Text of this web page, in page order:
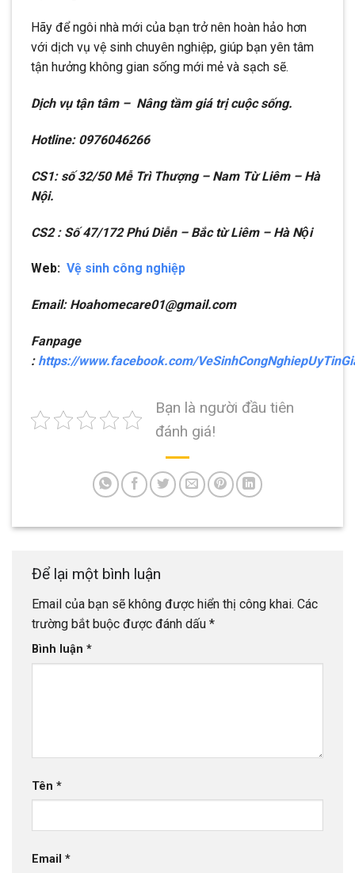
Hãy để ngôi nhà mới của bạn trở nên hoàn hảo hơn
với dịch vụ vệ sinh chuyên nghiệp, giúp bạn yên tâm
tận hưởng không gian sống mới mẻ và sạch sẽ.
Dịch vụ tận tâm – Nâng tầm giá trị cuộc sống.
Hotline: 0976046266
CS1: số 32/50 Mễ Trì Thượng – Nam Từ Liêm – Hà
Nội.
CS2 : Số 47/172 Phú Diễn – Bắc từ Liêm – Hà Nội
Web: Vệ sinh công nghiệp
Email: Hoahomecare01@gmail.com
Fanpage
:https://www.facebook.com/
Bạn là người đầu tiên
đánh giá!
Để lại một bình luận
Email của bạn sẽ không được hiển thị công khai. Các
trường bắt buộc được đánh dấu *
Bình luận *
Tên *
Email *